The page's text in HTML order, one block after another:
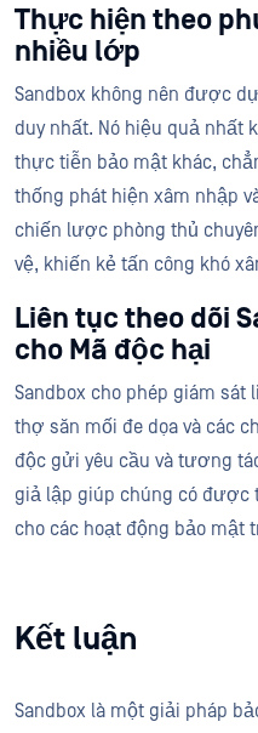
Thực hiện theo
nhiều lớp
Sandbox không nên được
duy nhất. Nó hiệu quả nhất
thực tiễn bảo mật khác,
thống phát hiện xâm nhập
chiến lược phòng thủ
vệ, khiến kẻ tấn công khó
Liên tục theo dõi
cho Mã độc hại
Sandbox cho phép giám sát
thợ săn mối đe dọa và các
độc gửi yêu cầu và tương
giả lập giúp chúng có được
cho các hoạt động bảo mật
Kết luận
Sandbox là một giải pháp